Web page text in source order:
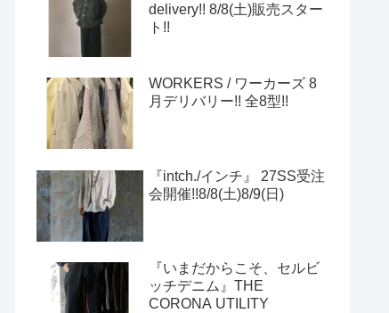
delivery!! 8/8(土)販売スター
ト!!
WORKERS / ワーカーズ 8
月デリバリー!! 全8型!!
『intch./インチ』 27SS受注
会開催!!8/8(土)8/9(日)
『いまだからこそ、セルビ
ッチデニム』THE
CORONA UTILITY